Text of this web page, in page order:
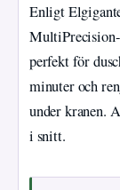
Enligt
MultiPrecision-
perfekt för
minuter och
under kranen.
i snitt.